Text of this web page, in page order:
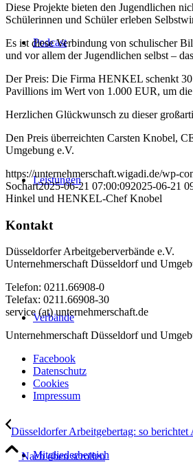
Podcast
Leistungen
Verbände
Mitgliederbereich
Diese Projekte bieten den Jugendlichen
Schülerinnen und Schüler erleben
Es ist diese Verbindung von schulischer
und vor allem der Jugendlichen selbst –
Der Preis: Die Firma HENKEL schenkt
Pavillions im Wert von 1.000 EUR, um
Herzlichen Glückwunsch zu dieser
Den Preis überreichten Carsten Knobel,
Umgebung e.V.
https://unternehmerschaft.wigadi.de/wp-
Sochart2025-06-21 07:00:092025-06-21
Hinkel und HENKEL-Chef Knobel
Kontakt
Düsseldorfer Arbeitgeberverbände e.V.
Unternehmerschaft Düsseldorf und
Telefon: 0211.66908-0
Telefax: 0211.66908-30
service (at) unternehmerschaft.de
Unternehmerschaft Düsseldorf und
Facebook
Datenschutz
Cookies
Impressum
Düsseldorfer Arbeitgebertag: so berichtet
Nach oben scrollen